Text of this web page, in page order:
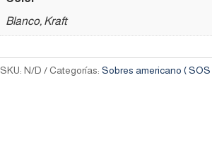
Blanco, Kraft
SKU: N/D Categorías: Sobres americano ( SOS